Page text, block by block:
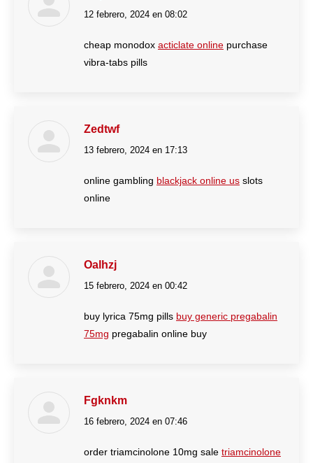
dice:
12 febrero, 2024 en 08:02
cheap monodox acticlate online purchase
vibra-tabs pills
Zedtwf
dice:
13 febrero, 2024 en 17:13
online gambling blackjack online us slots
online
Oalhzj
dice:
15 febrero, 2024 en 00:42
buy lyrica 75mg pills buy generic pregabalin
75mg pregabalin online buy
Fgknkm
dice:
16 febrero, 2024 en 07:46
order triamcinolone 10mg sale triamcinolone